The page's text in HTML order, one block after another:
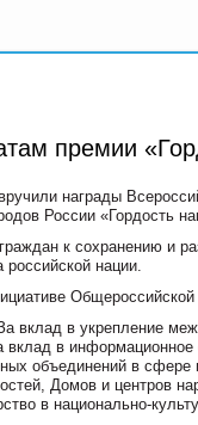
премии
награды
России «Гордость
к сохранению и
нации.
в укрепление
в
объединений в
Домов и центров
в национально-